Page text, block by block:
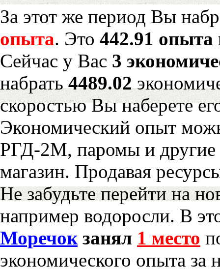
За этот же период Вы
опыта. Это 442.91 опыта
Сейчас у Вас 3
набрать4489.02
скоростью Вы наберете
Экономический опыт
РГД-2М, паромы и другие
магазин. Продавая
Не забудьте перейти на
например водоросли. В
Моречокзанял 1 место
экономического опыта за